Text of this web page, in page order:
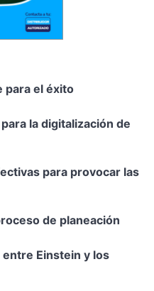
para el éxito
la digitalización de
para provocar las
de planeación
Einstein y los